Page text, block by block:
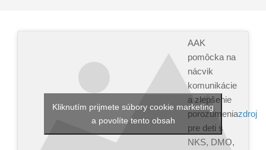
AAK
pomôcka na
nácvik
komunikácie
a zlepšenie
porozumenia
pre deti s
NKS, DMO,
zdroj
Kliknutím prijmete súbory cookie marketing
a povolíte tento obsah